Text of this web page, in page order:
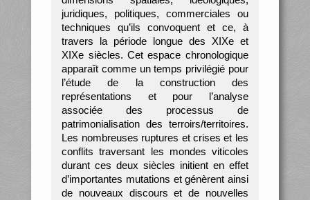
juridiques, politiques, commerciales ou
techniques qu’ils convoquent et ce, à
travers la période longue des XIXe et
XIXe siècles. Cet espace chronologique
apparaît comme un temps privilégié pour
l’étude de la construction des
représentations et pour l’analyse
associée des processus de
patrimonialisation des terroirs/territoires.
Les nombreuses ruptures et crises et les
conflits traversant les mondes viticoles
durant ces deux siècles initient en effet
d’importantes mutations et génèrent ainsi
de nouveaux discours et de nouvelles